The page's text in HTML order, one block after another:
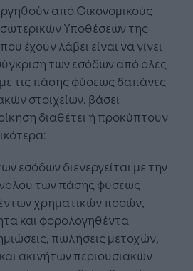
από Οικονομικούς
Υποθέσεων της
έχουν λάβει είναι να γίνει
των εσόδων από όλες
τις πάσης φύσεως δαπάνες
στοιχείων, βάσει
διαθέτει ή προκύπτουν
εσόδων διενεργείται με την
των πάσης φύσεως
χρηματικών ποσών,
και φορολογηθέντα
πωλήσεις μετοχών,
ακινήτων περιουσιακών